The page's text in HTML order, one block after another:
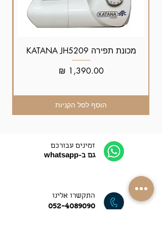
מכונת תפירה KATANA JH5209
מחיר‏1,390.00 ‏₪
הוסף לסל הקניות
זמינים עבורכם
גם ב-whatsapp
התקשרו אלינו
052-4089090